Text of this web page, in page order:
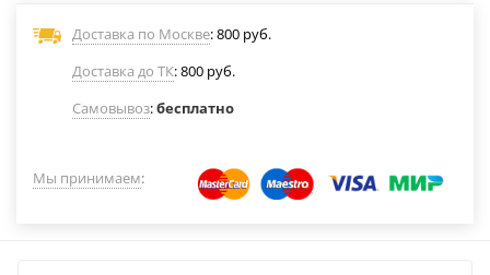
Доставка по Москве: 800 руб.
Доставка до ТК: 800 руб.
Самовывоз:бесплатно
Мы принимаем: